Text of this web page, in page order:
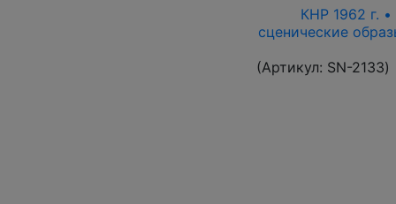
КНР 1962 г. •
сценические
(Артикул: SN-2133)